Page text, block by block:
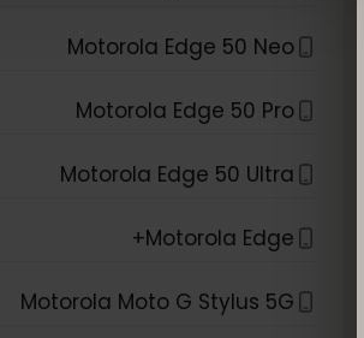
Motorola Edge 50 Neo
Motorola Edge 50 Pro
Motorola Edge 50 Ultra
Motorola Edge+
Motorola Moto G Stylus 5G